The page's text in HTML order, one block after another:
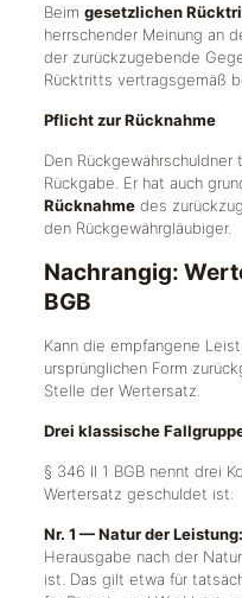
Beim gesetzlichen
herrschender Meinung an
der zurückzugebende
Rücktritts vertragsgemäß
Pflicht zur Rücknahme
Den
Rückgabe. Er hat auch
Rücknahmedes
den Rückgewährgläubiger.
Nachrangig:
BGB
Kann die empfangene
ursprünglichen Form
Stelle der Wertersatz.
Drei klassische
§ 346 II 1 BGB nennt drei
Wertersatz geschuldet ist:
Nr. 1 — Natur der Leistung:
Herausgabe nach der
ist. Das gilt etwa für